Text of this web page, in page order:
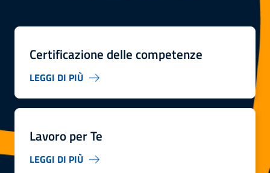
Certificazione delle competenze
LEGGI DI PIÙ
Lavoro per Te
LEGGI DI PIÙ